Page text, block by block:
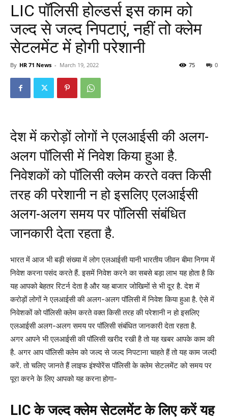
LIC पॉलिसी होल्डर्स इस काम को
जल्द से जल्द निपटाएं, नहीं तो क्लेम
सेटलमेंट में होगी परेशानी
By HR 71 News - March 19, 2022 0
75
देश में करोड़ों लोगों ने एलआईसी की अलग-
अलग पॉलिसी में निवेश किया हुआ है.
निवेशकों को पॉलिसी क्लेम करते वक्त किसी
तरह की परेशानी न हो इसलिए एलआईसी
अलग-अलग समय पर पॉलिसी संबंधित
जानकारी देता रहता है.
भारत में आज भी बड़ी संख्या में लोग एलआईसी यानी भारतीय जीवन बीमा निगम में
निवेश करना पसंद करते हैं. इसमें निवेश करने का सबसे बड़ा लाभ यह होता है कि
यह आपको बेहतर रिटर्न देता है और यह बाजार जोखिमों से भी दूर है. देश में
करोड़ों लोगों ने एलआईसी की अलग-अलग पॉलिसी में निवेश किया हुआ है. ऐसे में
निवेशकों को पॉलिसी क्लेम करते वक्त किसी तरह की परेशानी न हो इसलिए
एलआईसी अलग-अलग समय पर पॉलिसी संबंधित जानकारी देता रहता है.
अगर आपने भी एलआईसी की पॉलिसी खरीद रखी है तो यह खबर आपके काम की
है. अगर आप पॉलिसी क्लेम को जल्द से जल्द निपटाना चाहते हैं तो यह काम जल्दी
करें. तो चलिए जानते हैं लाइफ इंश्योरेंस पॉलिसी के क्लेम सेटलमेंट को समय पर
पूरा करने के लिए आपको यह करना होगा-
LIC के जल्द क्लेम सेटलमेंट के लिए करें यह